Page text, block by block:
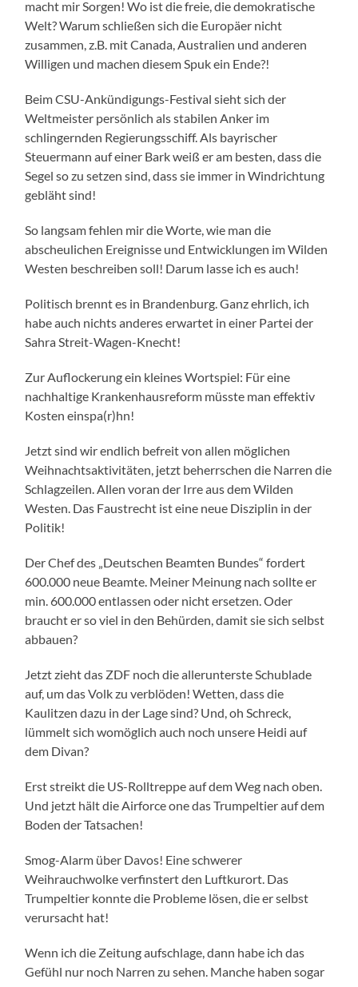
macht mir Sorgen! Wo ist die freie, die demokratische
Welt? Warum schließen sich die Europäer nicht
zusammen, z.B. mit Canada, Australien und anderen
Willigen und machen diesem Spuk ein Ende?!
Beim CSU-Ankündigungs-Festival sieht sich der
Weltmeister persönlich als stabilen Anker im
schlingernden Regierungsschiff. Als bayrischer
Steuermann auf einer Bark weiß er am besten, dass die
Segel so zu setzen sind, dass sie immer in Windrichtung
gebläht sind!
So langsam fehlen mir die Worte, wie man die
abscheulichen Ereignisse und Entwicklungen im Wilden
Westen beschreiben soll! Darum lasse ich es auch!
Politisch brennt es in Brandenburg. Ganz ehrlich, ich
habe auch nichts anderes erwartet in einer Partei der
Sahra Streit-Wagen-Knecht!
Zur Auflockerung ein kleines Wortspiel: Für eine
nachhaltige Krankenhausreform müsste man effektiv
Kosten einspa(r)hn!
Jetzt sind wir endlich befreit von allen möglichen
Weihnachtsaktivitäten, jetzt beherrschen die Narren die
Schlagzeilen. Allen voran der Irre aus dem Wilden
Westen. Das Faustrecht ist eine neue Disziplin in der
Politik!
Der Chef des „Deutschen Beamten Bundes“ fordert
600.000 neue Beamte. Meiner Meinung nach sollte er
min. 600.000 entlassen oder nicht ersetzen. Oder
braucht er so viel in den Behürden, damit sie sich selbst
abbauen?
Jetzt zieht das ZDF noch die allerunterste Schublade
auf, um das Volk zu verblöden! Wetten, dass die
Kaulitzen dazu in der Lage sind? Und, oh Schreck,
lümmelt sich womöglich auch noch unsere Heidi auf
dem Divan?
Erst streikt die US-Rolltreppe auf dem Weg nach oben.
Und jetzt hält die Airforce one das Trumpeltier auf dem
Boden der Tatsachen!
Smog-Alarm über Davos! Eine schwerer
Weihrauchwolke verfinstert den Luftkurort. Das
Trumpeltier konnte die Probleme lösen, die er selbst
verursacht hat!
Wenn ich die Zeitung aufschlage, dann habe ich das
Gefühl nur noch Narren zu sehen. Manche haben sogar